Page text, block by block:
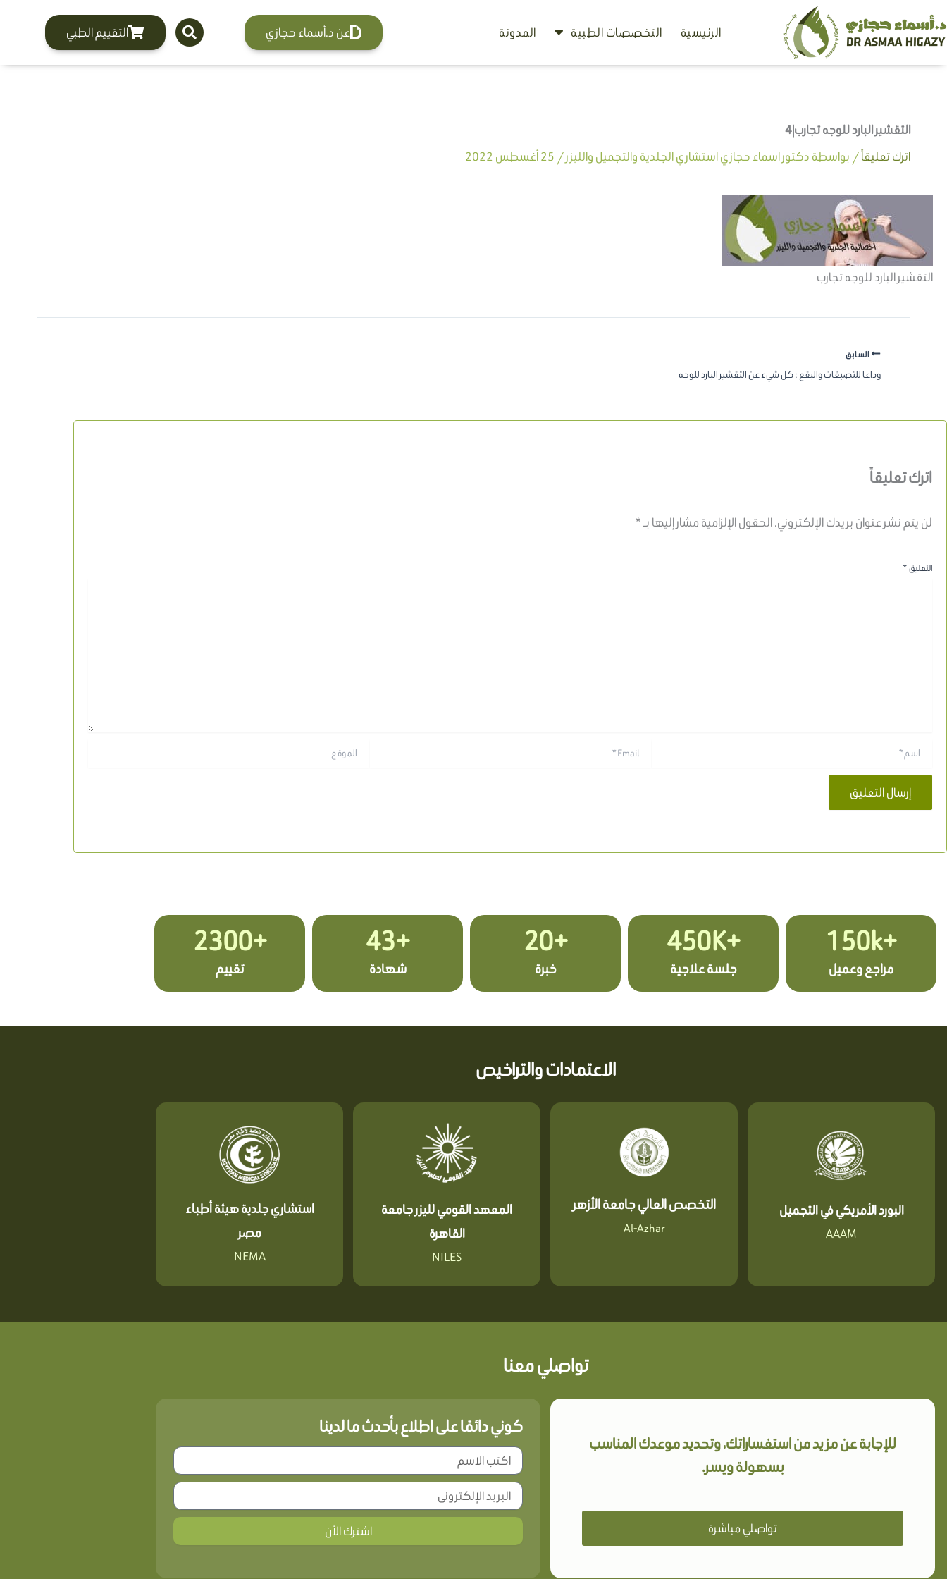
تخطي
إلى
الرئيسية التخصصات الطبية المدونة عن د.أسماء حجازي التقييم الطبي
التقشير البارد للوجه تجارب|4
اترك تعليقاً/ بواسطة دكتور اسماء حجازي استشاري الجلدية والتجميل والليزر/ 25 أغسطس 2022
التقشير البارد للوجه تجارب
السابق
وداعا للتصبغات والبقع : كل شيء عن التقشير البارد للوجه
اترك تعليقاً
لن يتم نشر عنوان بريدك الإلكتروني.الحقول الإلزامية مشار إليها بـ*
التعليق*
+150k
مراجع وعميل
+450K
جلسة علاجية
+20
خبرة
+43
شهادة
+2300
تقييم
الاعتمادات والتراخيص
البورد الأمريكي في التجميل
AAAM
التخصص العالي جامعة الأزهر
Al-Azhar
المعهد القومي لليزر جامعة
القاهرة
NILES
استشاري جلدية هيئة أطباء
مصر
NEMA
تواصلي معنا
للإجابة عن مزيد من استفساراتك، وتحديد موعدك المناسب
بسهولة ويسر.
تواصلي مباشرة
كوني دائمًا على اطلاع بأحدث ما لدينا
اشترك الأن